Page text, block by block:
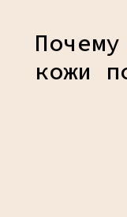
кожи